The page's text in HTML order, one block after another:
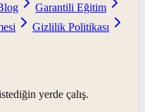
Garantili Eğitim
Gizlilik Politikası
yerde çalış.